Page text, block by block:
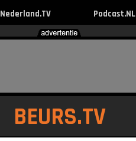
Nederland.TV Podcast.NL
BEURS.TV